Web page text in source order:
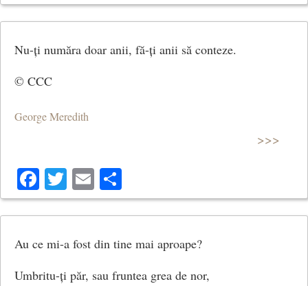
Nu-ți număra doar anii, fă-ți anii să conteze.
© CCC
George Meredith
>>>
Facebook
Twitter
Email
Au ce mi-a fost din tine mai aproape?
Umbritu-ți păr, sau fruntea grea de nor,